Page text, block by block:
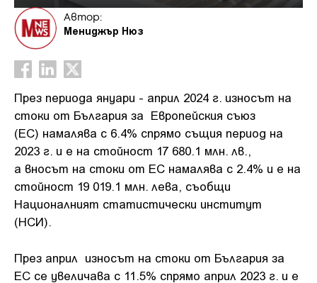
Автор:
Мениджър Нюз
През периода януари - април 2024 г. износът на
стоки от България за Eвропейския съюз
(ЕС) намалява с 6.4% спрямо същия период на
2023 г. и е на стойност 17 680.1 млн. лв.,
а вносът на стоки от ЕС намалява с 2.4% и е на
стойност 19 019.1 млн. лева, съобщи
Националният статистически институт
(НСИ).
През април износът на стоки от България за
ЕС се увеличава с 11.5% спрямо април 2023 г. и е